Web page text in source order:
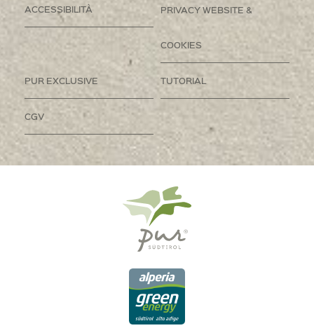
ACCESSIBILITÀ PRIVACY WEBSITE &
COOKIES
PUR EXCLUSIVE TUTORIAL
CGV